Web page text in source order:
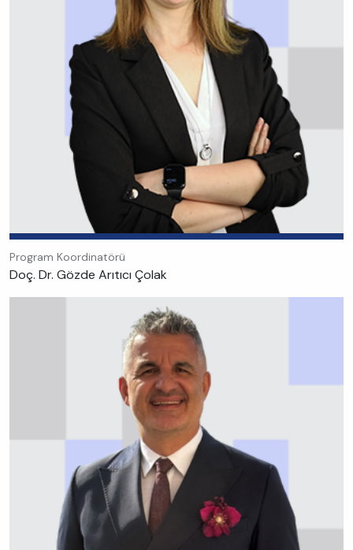
Program Koordinatörü
Doç. Dr. Gözde Arıtıcı Çolak